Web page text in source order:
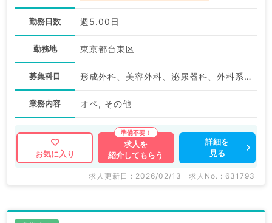
勤務日数 週5.00日
勤務地 東京都台東区
募集科目 形成外科、美容外科、泌尿器科、外科系全般、一般外科
業務内容 オペ, その他
お気に入り
求人を
紹介してもらう
詳細を
見る
求人更新日 : 2026/02/13 求人No. : 631793